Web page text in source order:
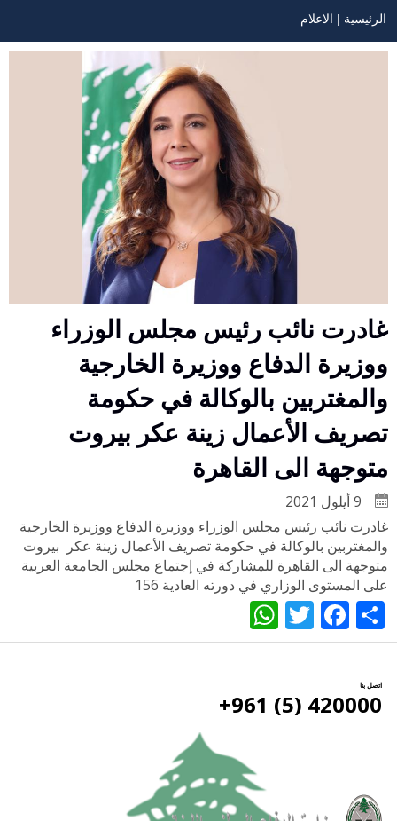
مسار
الرئيسية الاعلام
غادرت نائب رئيس مجلس الوزراء
ووزيرة الدفاع ووزيرة الخارجية
والمغتربين بالوكالة في حكومة
تصريف الأعمال زينة عكر بيروت
متوجهة الى القاهرة
غادرت نائب رئيس مجلس الوزراء ووزيرة الدفاع ووزيرة الخارجية
والمغتربين بالوكالة في حكومة تصريف الأعمال زينة عكر بيروت
متوجهة الى القاهرة للمشاركة في إجتماع مجلس الجامعة العربية
على المستوى الوزاري في دورته العادية 156
Share
Facebook
Twitter
اتصل بنا
420000 (5) 961+